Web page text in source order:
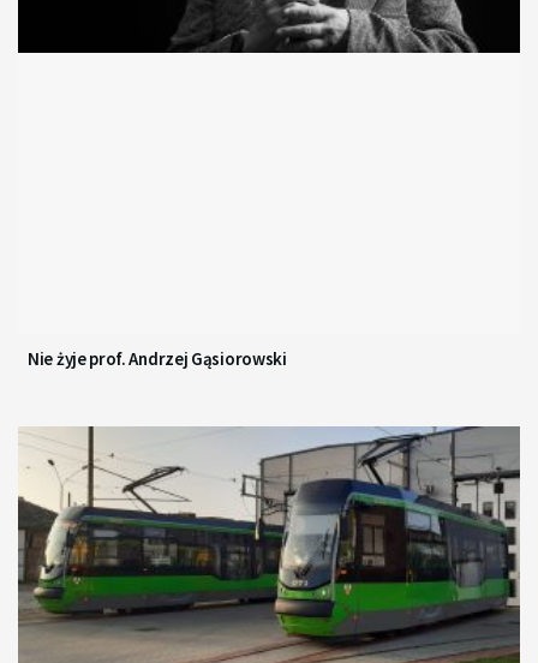
Nie żyje prof. Andrzej Gąsiorowski